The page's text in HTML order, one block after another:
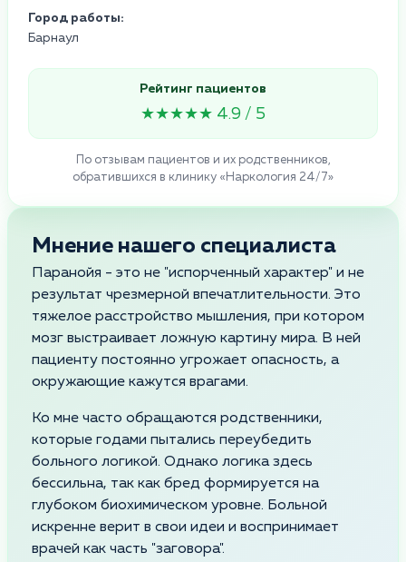
Город работы:
Барнаул
Рейтинг пациентов
★★★★★ 4.9 / 5
По отзывам пациентов и их родственников,
обратившихся в клинику «Наркология 24/7»
Мнение нашего специалиста
Паранойя - это не "испорченный характер" и не
результат чрезмерной впечатлительности. Это
тяжелое расстройство мышления, при котором
мозг выстраивает ложную картину мира. В ней
пациенту постоянно угрожает опасность, а
окружающие кажутся врагами.
Ко мне часто обращаются родственники,
которые годами пытались переубедить
больного логикой. Однако логика здесь
бессильна, так как бред формируется на
глубоком биохимическом уровне. Больной
искренне верит в свои идеи и воспринимает
врачей как часть "заговора".